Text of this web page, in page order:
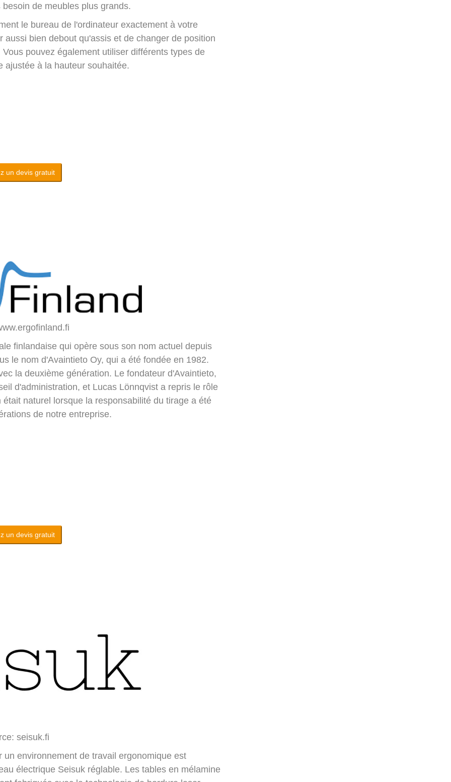
de meubles plus grands.
le bureau de l'ordinateur exactement à votre
bien debout qu'assis et de changer de position
pouvez également utiliser différents types de
ajustée à la hauteur souhaitée.
un devis gratuit
finlandaise qui opère sous son nom actuel depuis
le nom d'Avaintieto Oy, qui a été fondée en 1982.
la deuxième génération. Le fondateur d'Avaintieto,
d'administration, et Lucas Lönnqvist a repris le rôle
naturel lorsque la responsabilité du tirage a été
de notre entreprise.
un devis gratuit
seisuk.fi
environnement de travail ergonomique est
électrique Seisuk réglable. Les tables en mélamine